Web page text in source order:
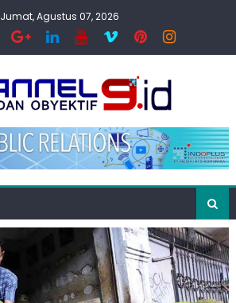
Jumat, Agustus 07, 2026